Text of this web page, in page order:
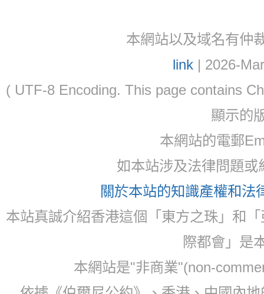
本網站以及域名有仲
link| 2026-
( UTF-8 Encoding. This page contains
顯示的
本網站的電郵
如本站涉及法律問題
關於本站的知識產權和法
本站真誠介紹香港這個「東方之珠」和
際都會」是
本網站是"非商業"(non-